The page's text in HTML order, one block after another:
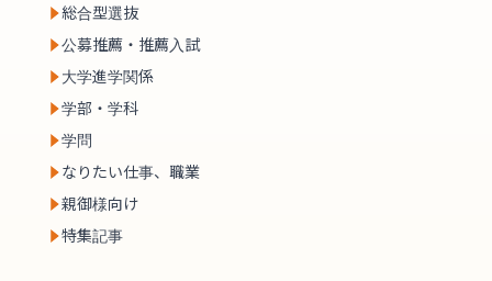
総合型選抜
公募推薦・推薦入試
大学進学関係
学部・学科
学問
なりたい仕事、職業
親御様向け
特集記事